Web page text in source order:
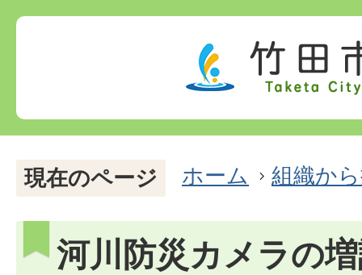
現在のページ ホーム 組織か
河川防災カメラの